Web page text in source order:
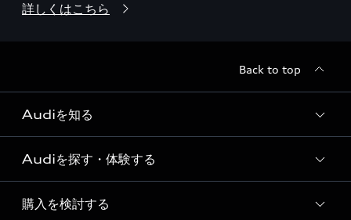
詳しくはこちら
Back to top
Audiを知る
Audi ブランド
Story of Progress
Audiを探す・体験する
ディーラー検索
購入を検討する